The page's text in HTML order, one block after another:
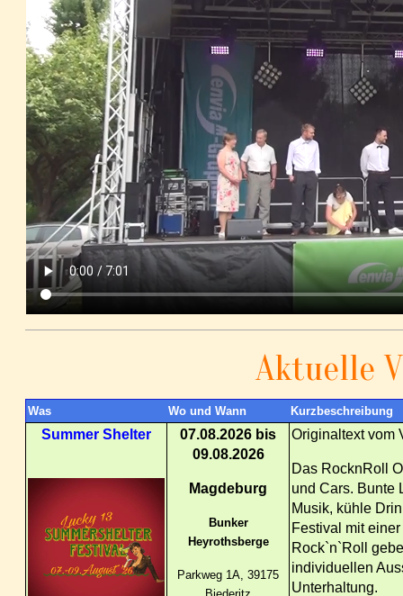
Aktuelle
Was Wo und Wann Kurzbeschreibung
Summer Shelter
07.08.2026 bis
09.08.2026
Magdeburg
Bunker
Heyrothsberge
Parkweg 1A, 39175
Originaltext vom
Das RocknRoll
und Cars. Bunte
Musik, kühle
Festival mit
Rock`n`Roll
individuellen
Unterhaltung.